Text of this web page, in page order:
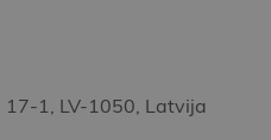
17-1, LV-1050, Latvija